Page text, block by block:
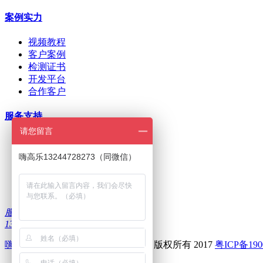
案例实力
视频教程
客户案例
检测证书
开发平台
合作客户
服务支持
在线下单
下载中心
服务热线：
13322986335
嗨高乐 --深圳前海高乐科技有限公司 版权所有 2017 粤ICP备
请您留言
嗨高乐13244728273（同微信）